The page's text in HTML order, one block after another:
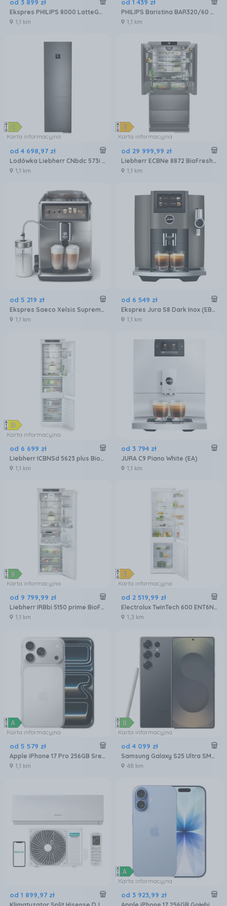
od 3 899 zł
Ekspres PHILIPS 8000 LatteGo Pro EP8757/12
1,1 km
od 1 439 zł
PHILIPS Baristina BAR320/60 Podwójny pojemnik na ziarna czarny
1,1 km
Karta informacyjna
od 4 698,97 zł
Lodówka Liebherr CNbdc 573i plus NoFrost z zamrażalnikiem dolnym 201,5 cm Czarna
1,1 km
Karta informacyjna
od 29 999,99 zł
Liebherr ECBNe 8872 BioFresh NoFrost
1,1 km
od 5 219 zł
Ekspres Saeco Xelsis Suprema SM8885/00 Metalowy
1,1 km
od 6 549 zł
Ekspres Jura S8 Dark Inox (EB) 15480
1,1 km
Karta informacyjna
od 6 699 zł
Liebherr ICBNSd 5623 plus BioFresh NoFrost
1,1 km
od 3 794 zł
JURA C9 Piano White (EA)
1,1 km
Karta informacyjna
od 9 799,99 zł
Liebherr IRBbi 5150 prime BioFresh
1,1 km
Karta informacyjna
od 2 519,99 zł
Electrolux TwinTech 600 ENT6NE18S
1,3 km
Karta informacyjna
od 5 579 zł
Apple iPhone 17 Pro 256GB Srebrny
1,1 km
Karta informacyjna
od 4 099 zł
Samsung Galaxy S25 Ultra SM-S938 12/256GB Tytanowy Czarny
46 km
od 1 899,97 zł
Karta informacyjna
od 3 923,99 zł